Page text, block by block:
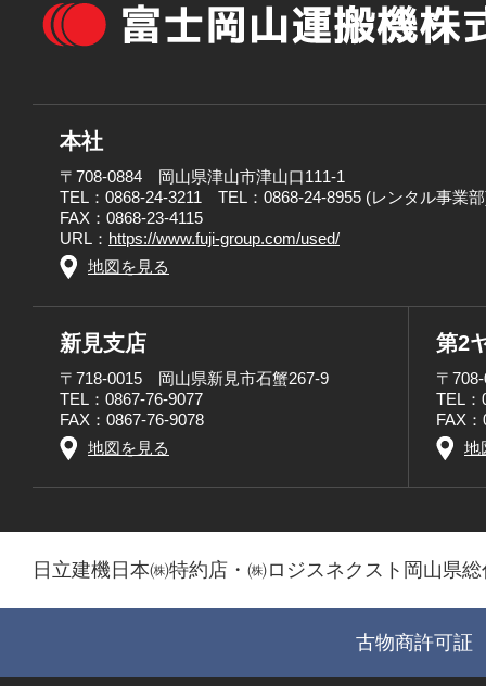
本社
〒708-0884 岡山県津山市津山口111-1
TEL：0868-24-3211 TEL：0868-24-8955 (レンタル事業
FAX：0868-23-4115
URL： https://www.fuji-group.com/used/
地図を見る
新見支店
〒718-0015 岡山県新見市石蟹267-9
TEL：0867-76-9077
FAX：0867-76-9078
地図を見る
第2
〒
TEL：
FAX
地
日立建機日本㈱特約店・㈱ロジスネクスト岡山県
古物商許可